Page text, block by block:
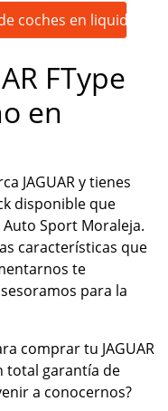
coches en
FType
en
JAGUAR y tienes
disponible que
Sport Moraleja.
características que
te
para la
comprar tu JAGUAR
total garantía de
a conocernos?